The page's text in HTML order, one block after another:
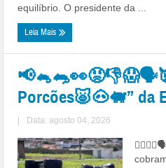
equilíbrio. O presidente da ...
Leia Mais
Porcões🐷🐽🐖” da
Data: agosto 04, 2026